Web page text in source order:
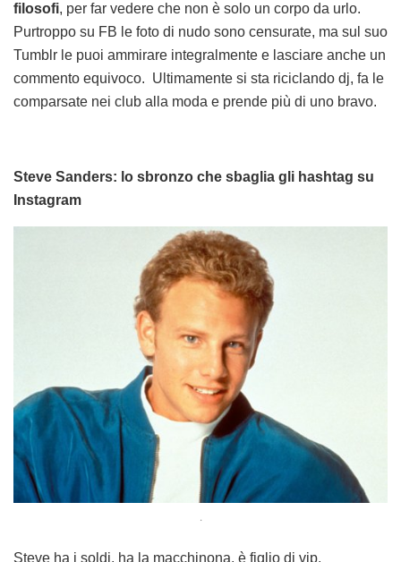
filosofi, per far vedere che non è solo un corpo da urlo.
Purtroppo su FB le foto di nudo sono censurate, ma sul suo
Tumblr le puoi ammirare integralmente e lasciare anche un
commento equivoco. Ultimamente si sta riciclando dj, fa le
comparsate nei club alla moda e prende più di uno bravo.
Steve Sanders: lo sbronzo che sbaglia gli hashtag su
Instagram
.
Steve ha i soldi, ha la macchinona, è figlio di vip,